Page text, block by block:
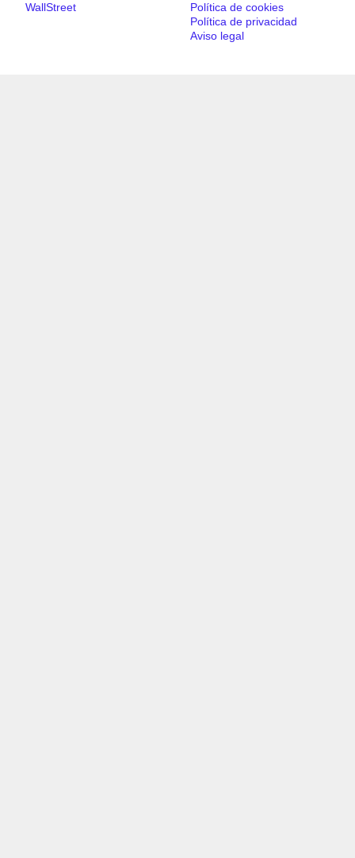
WallStreet
Política de cookies
Política de privacidad
Aviso legal